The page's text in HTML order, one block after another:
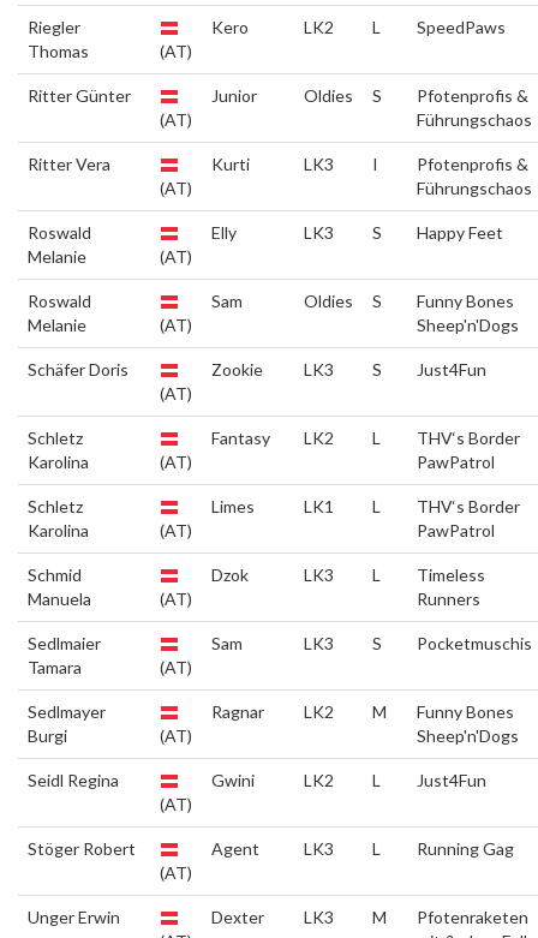
Riegler
Thomas
(AT)
Kero LK2 L SpeedPaws
Ritter Günter
(AT)
Junior Oldies S
Pfotenprofis &
Führungschaos
Ritter Vera
(AT)
Kurti LK3 I
Pfotenprofis &
Führungschaos
Roswald
Melanie
(AT)
Elly LK3 S Happy Feet
Roswald
Melanie
(AT)
Sam Oldies S
Funny Bones
Sheep'n'Dogs
Schäfer Doris
(AT)
Zookie LK3 S Just4Fun
Schletz
Karolina
(AT)
Fantasy LK2 L
THV‘s Border
PawPatrol
Schletz
Karolina
(AT)
Limes LK1 L
THV‘s Border
PawPatrol
Schmid
Manuela
(AT)
Dzok LK3 L
Timeless
Runners
Sedlmaier
Tamara
(AT)
Sam LK3 S Pocketmuschis
Sedlmayer
Burgi
(AT)
Ragnar LK2 M
Funny Bones
Sheep'n'Dogs
Seidl Regina
(AT)
Gwini LK2 L Just4Fun
Stöger Robert
(AT)
Agent LK3 L Running Gag
Unger Erwin
Dexter LK3 M
Pfotenraketen